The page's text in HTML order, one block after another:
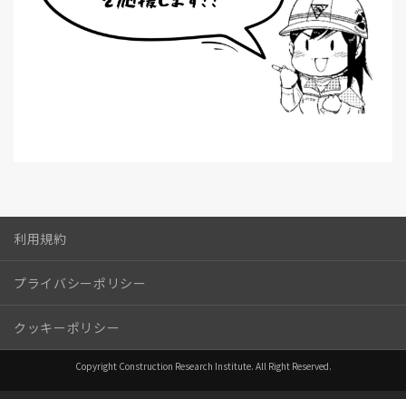
利用規約
プライバシーポリシー
クッキーポリシー
Copyright Construction Research Institute. All Right Reserved.